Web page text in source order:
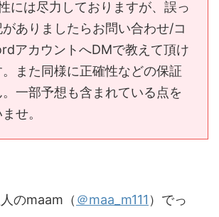
には尽力しておりますが、誤っ
ありましたらお問い合わせ/コ
アカウントへDMで教えて頂け
また同様に正確性などの保証
一部予想も含まれている点を
せ。
のmaam（ ＠maa_m111 ）でっ